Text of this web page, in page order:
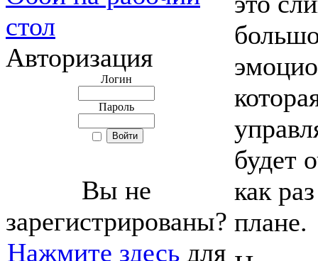
стол
Авторизация
Логин
Пароль
Вы не
зарегистрированы?
Нажмите здесь для
будет
как
плане.